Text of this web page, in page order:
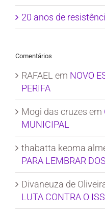
20 anos de
Comentários
RAFAEL em NOVO
PERIFA
Mogi das cruzes em
MUNICIPAL
thabatta keoma
PARA LEMBRAR
Divaneuza de
LUTA CONTRA O ISS